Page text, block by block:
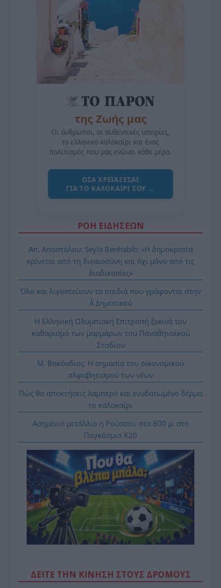
της Ζωής μας
Οι άνθρωποι, οι αυθεντικές ιστορίες,
το ελληνικό καλοκαίρι και ένας
πολιτισμός που μας ενώνει κάθε μέρα.
ΌΣΑ ΧΡΕΙΆΖΕΣΑΙ
ΓΙΑ ΤΟ ΚΑΛΟΚΑΊΡΙ ΣΟΥ →
ΡΟΗ ΕΙΔΗΣΕΩΝ
Απ. Αποστόλου: Seyla Benhabib: «Η δημοκρατία
κρίνεται από τη δικαιοσύνη και όχι μόνο από τις
διαδικασίες»
Όλο και λιγοστεύουν τα παιδιά που γράφονται στην
Α΄ Δημοτικού
Η Ελληνική Ολυμπιακή Επιτροπή ξεκινά τον
καθαρισμό των μαρμάρων του Παναθηναϊκού
Σταδίου
Μ. Βακόνδιος: H σημασία του οικονομικού
αλφαβητισμού των νέων
Πώς θα αποκτήσεις λαμπερό και ενυδατωμένο δέρμα
το καλοκαίρι
Ασημένιο μετάλλιο η Ρούσσου στα 800 μ. στο
Παγκόσμιο Κ20
ΔΕΙΤΕ ΤΗΝ ΚΙΝΗΣΗ ΣΤΟΥΣ ΔΡΌΜΟΥΣ